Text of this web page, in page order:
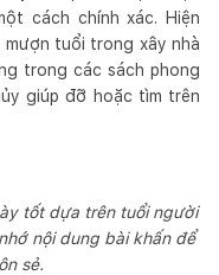
cách chính xác. Hiện
mượn tuổi trong xây nhà
trong các sách phong
giúp đỡ hoặc tìm trên
tốt dựa trên tuổi người
nội dung bài khấn để
sẻ.